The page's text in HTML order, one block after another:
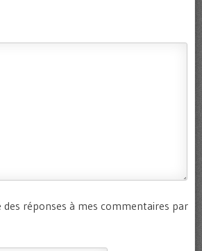
réponses à mes commentaires par